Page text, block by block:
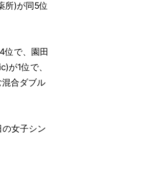
所)が同5位
位で、園田
が1位で、
合ダブル
女子シン